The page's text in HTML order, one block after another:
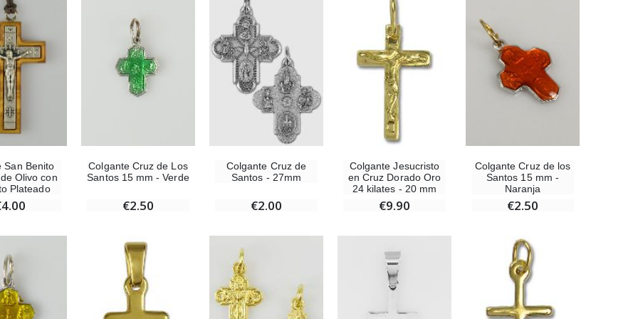
San Benito
Olivo con
Plateado
Colgante Cruz de Los
Santos 15 mm - Verde
€2.50
Colgante Cruz de
Santos - 27mm
€2.00
Colgante Jesucristo
en Cruz Dorado Oro
24 kilates - 20 mm
€9.90
Colgante Cruz de los
Santos 15 mm -
Naranja
€2.50
€12.90
Medalla Milagrosa Oro de Ley 9 Kilates - 10 mm
€130.00
€2.50
€12.00
Pastillas de Menta con Agua de Lourdes - 130 gramos
Vela de Novena a San Miguel Contra el Mal - 17,5cm
€90.00 €67.50
€12.90
€130.00
€2.50